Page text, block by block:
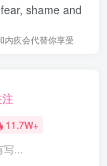
shame and
内疚会代替你享受
11.7W+
写...